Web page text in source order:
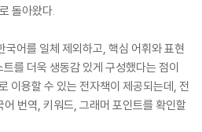
돌아왔다.
국어를 일체 제외하고, 핵심 어휘와 표현
를 더욱 생동감 있게 구성했다는 점이
이용할 수 있는 전자책이 제공되는데, 전
번역, 키워드, 그래머 포인트를 확인할